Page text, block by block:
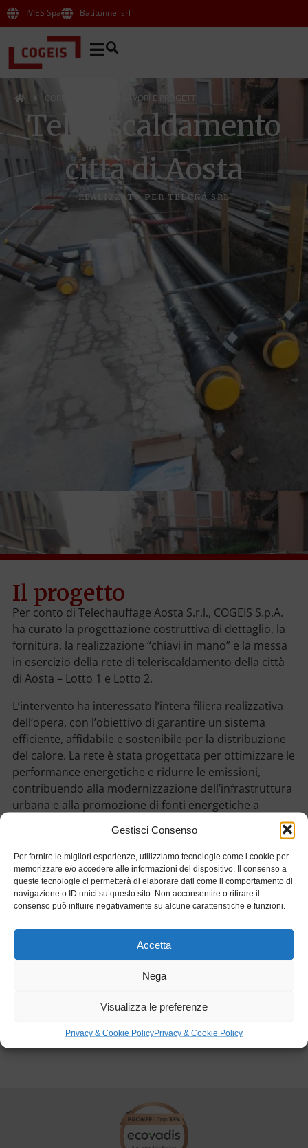
Gestisci Consenso
Per fornire le migliori esperienze, utilizziamo tecnologie come i cookie per
memorizzare e/o accedere alle informazioni del dispositivo. Il consenso a
queste tecnologie ci permetterà di elaborare dati come il comportamento di
navigazione o ID unici su questo sito. Non acconsentire o ritirare il
consenso può influire negativamente su alcune caratteristiche e funzioni.
Accetta
Nega
Visualizza le preferenze
Privacy & Cookie PolicyPrivacy & Cookie Policy
IVIES Spa Batitunnel srl
CORE BUSINESS LAVORI E PROGETTI
Teleriscaldamento
città di Aosta
REALIZZATO PER TELCHA SRL
Il progetto
Per conto di Telechauffage Aosta S.r.l., COGEIS S.p.A.
ha curato la progettazione costruttiva di dettaglio, la
fornitura, la realizzazione “chiavi in mano” e la messa
in esercizio della rete di teleriscaldamento della città
di Aosta – Lotto 1 e Lotto 2.
L’intervento ha interessato l’intera filiera realizzativa
dell’opera, con l’obiettivo di garantire un sistema
efficiente, affidabile e sostenibile per la distribuzione
del calore. La rete è stata progettata per ottimizzare le
performance energetiche e ridurre le emissioni,
contribuendo alla modernizzazione dell’infrastruttura
urbana e alla promozione di fonti energetiche a
Dettagli
Stato:Concluso
Consegna:2018
Energia e Ambiente
Infrastrutture,Teleriscaldamento
Torna ai progetti